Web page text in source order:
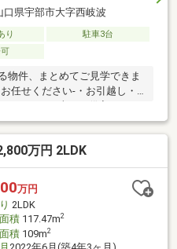
口県宇部市大字西岐波
り
駐車3台
件、まとめてご見学できま
任せください-・お引越し・
可能♪・勤続年数が1年未満で
も大丈夫！ローンに詳しい営
※住宅ローンの相談だけでも
、他社で断られた方も是非ご
共に解決します！～お問合せ
０８３６－３９―６０９０ど
♪
万円 2LDK
万円
2LDK
積117.47m2
積109m2